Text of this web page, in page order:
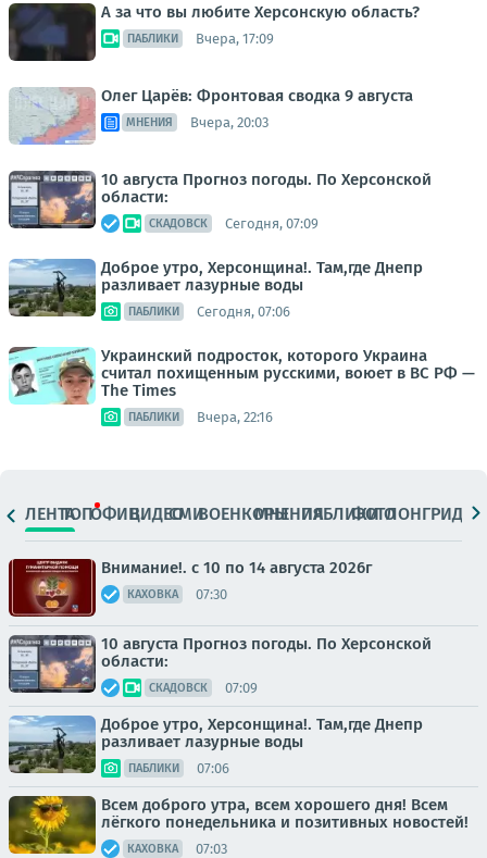
А за что вы любите Херсонскую область?
ПАБЛИКИ Вчера, 17:09
Олег Царёв: Фронтовая сводка 9 августа
МНЕНИЯ Вчера, 20:03
10 августа Прогноз погоды. По Херсонской
области:
СКАДОВСК Сегодня, 07:09
Доброе утро, Херсонщина!. Там,где Днепр
разливает лазурные воды
ПАБЛИКИ Сегодня, 07:06
Украинский подросток, которого Украина
считал похищенным русскими, воюет в ВС РФ —
The Times
ПАБЛИКИ Вчера, 22:16
ЛЕНТАТОПОФИЦ.ВИДЕОСМИВОЕНКОРЫМНЕНИЯПАБЛИКИ
ФОТОЛОНГРИДЫ
Внимание!. с 10 по 14 августа 2026г
КАХОВКА 07:30
10 августа Прогноз погоды. По Херсонской
области:
СКАДОВСК 07:09
Доброе утро, Херсонщина!. Там,где Днепр
разливает лазурные воды
ПАБЛИКИ 07:06
Всем доброго утра, всем хорошего дня! Всем
лёгкого понедельника и позитивных новостей!
КАХОВКА 07:03